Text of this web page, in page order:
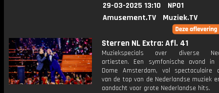
29-03-2025 13:10
NPO1
Amusement.TV
Muziek.TV
Sterren NL Extra: Afl. 41
Muziekspecials over diverse
artiesten. Een symfonische avond in
Dome Amsterdam, vol spectaculaire
van de top van de Nederlandse muziek
aandacht voor grote Nederlandse hits.